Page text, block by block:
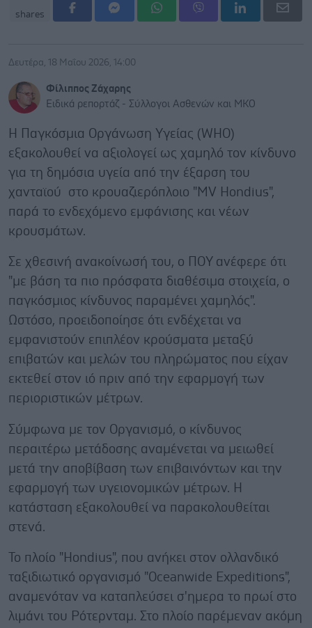
shares
Δευτέρα, 18 Μαΐου 2026, 14:00
Φίλιππος Ζάχαρης
Ειδικά ρεπορτάζ - Σύλλογοι Ασθενών και ΜΚΟ
Η Παγκόσμια Οργάνωση Υγείας (WHO)
εξακολουθεί να αξιολογεί ως χαμηλό τον κίνδυνο
για τη δημόσια υγεία από την έξαρση του
χανταϊού στο κρουαζιερόπλοιο "MV Hondius",
παρά το ενδεχόμενο εμφάνισης και νέων
κρουσμάτων.
Σε χθεσινή ανακοίνωσή του, ο ΠΟΥ ανέφερε ότι
"με βάση τα πιο πρόσφατα διαθέσιμα στοιχεία, ο
παγκόσμιος κίνδυνος παραμένει χαμηλός".
Ωστόσο, προειδοποίησε ότι ενδέχεται να
εμφανιστούν επιπλέον κρούσματα μεταξύ
επιβατών και μελών του πληρώματος που είχαν
εκτεθεί στον ιό πριν από την εφαρμογή των
περιοριστικών μέτρων.
Σύμφωνα με τον Οργανισμό, ο κίνδυνος
περαιτέρω μετάδοσης αναμένεται να μειωθεί
μετά την αποβίβαση των επιβαινόντων και την
εφαρμογή των υγειονομικών μέτρων. Η
κατάσταση εξακολουθεί να παρακολουθείται
στενά.
Το πλοίο "Hondius", που ανήκει στον ολλανδικό
ταξιδιωτικό οργανισμό "Oceanwide Expeditions",
αναμενόταν να καταπλεύσει σ'ημερα το πρωί στο
λιμάνι του Ρότερνταμ. Στο πλοίο παρέμεναν ακόμη